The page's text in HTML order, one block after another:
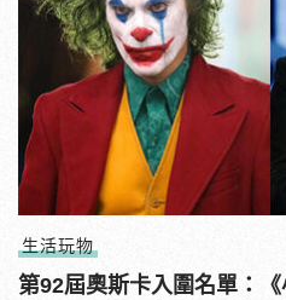
生活玩物
第92屆奧斯卡入圍名單：